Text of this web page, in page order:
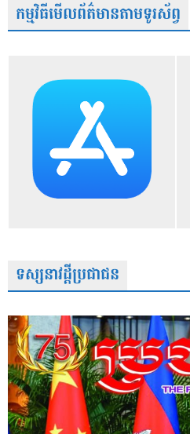
កម្មវិធីមើលព័ត៌មានតាមទូរស័ព្វ
ទស្សនាវដ្តីប្រជាជន